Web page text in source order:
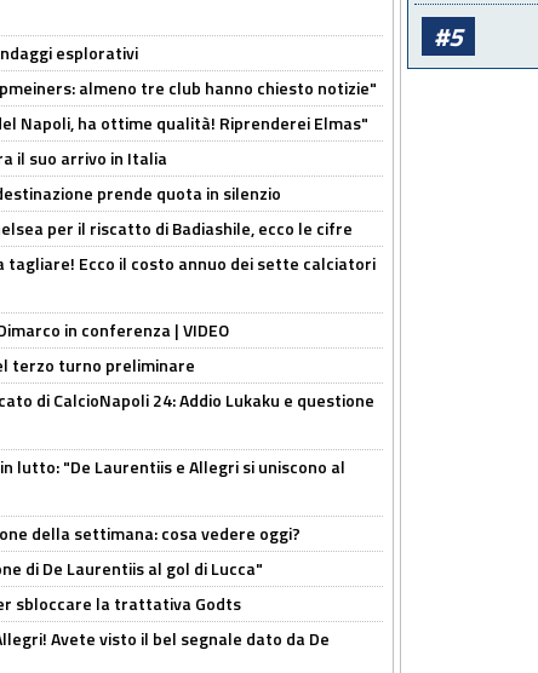
esplorativi
almeno tre club hanno chiesto notizie"
Napoli, ha ottime qualità! Riprenderei Elmas"
il suo arrivo in Italia
prende quota in silenzio
per il riscatto di Badiashile, ecco le cifre
tagliare! Ecco il costo annuo dei sette calciatori
in conferenza | VIDEO
terzo turno preliminare
di CalcioNapoli 24: Addio Lukaku e questione
lutto: "De Laurentiis e Allegri si uniscono al
della settimana: cosa vedere oggi?
di De Laurentiis al gol di Lucca"
sbloccare la trattativa Godts
Avete visto il bel segnale dato da De
#5